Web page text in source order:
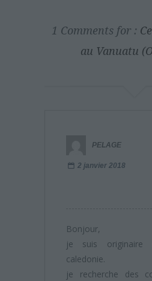
1 Comments for :
au Vanuatu
PELAGE
2 janvier 2018
Bonjour,
je suis originaire
caledonie.
je recherche des